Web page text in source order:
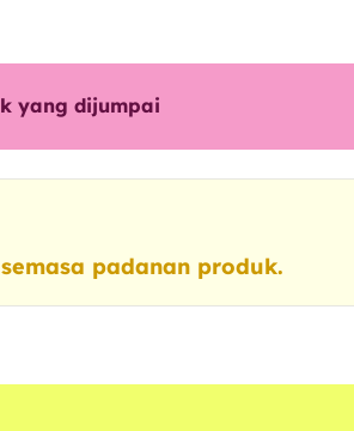
yang dijumpai
padanan produk.